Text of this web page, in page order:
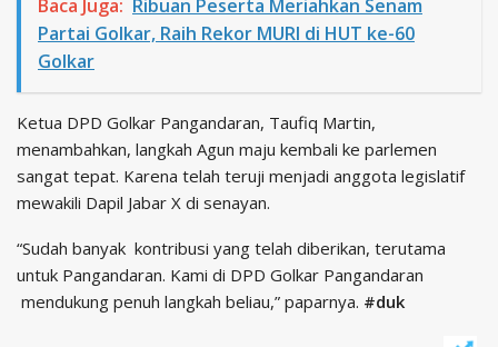
Baca Juga: Ribuan Peserta Meriahkan Senam
Partai Golkar, Raih Rekor MURI di HUT ke-60
Golkar
Ketua DPD Golkar Pangandaran, Taufiq Martin,
menambahkan, langkah Agun maju kembali ke parlemen
sangat tepat. Karena telah teruji menjadi anggota legislatif
mewakili Dapil Jabar X di senayan.
“Sudah banyak kontribusi yang telah diberikan, terutama
untuk Pangandaran. Kami di DPD Golkar Pangandaran
mendukung penuh langkah beliau,” paparnya. #duk